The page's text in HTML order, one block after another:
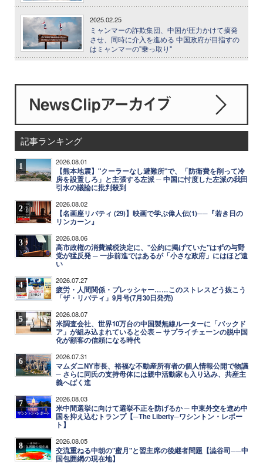
2025.02.25
ミャンマーの詐欺集団、中国が圧力かけて摘発
させ、同時に介入を進める 中国政府が目指すの
はミャンマーの"乗っ取り"
記事ランキング
1 2026.08.01
【熊本地震】"クーラーなし避難所"で、「防衛費を削って冷
房を設置しろ」と主張する左派 ─ 中国に忖度した左派の我田
引水の議論に批判殺到
2 2026.08.02
【名画座リバティ (29)】映画で学ぶ偉人伝(1)──『若き日の
リンカーン』
3 2026.08.06
高市政権の消費減税決定に、"公約に掲げていた"はずの与野
党が猛反発 ─ 一歩前進ではあるが「小さな政府」にはほど遠
い
4 2026.07.27
疲労・人間関係・プレッシャー……このストレスどう抜こう
「ザ・リバティ」9月号(7月30日発売)
5 2026.08.07
米調査会社、世界10万台の中国製無線ルーターに「バックド
ア」が組み込まれていると公表 ─ サプライチェーンの脱中国
化が顧客の信頼になる時代
6 2026.07.31
マムダニNY市長、裕福な不動産所有者の個人情報公開で物議
─ さらに同氏の支持母体には親中活動家も入り込み、共産主
義へばく進
7 2026.08.03
米中間選挙に向けて選挙不正を防げるか ─ 中東外交を進め中
国を抑え込むトランプ【─The Liberty─ワシントン・レポー
ト】
8 2026.08.05
交流重ねる中朝の"蜜月"と習主席の後継者問題【澁谷司──中
国包囲網の現在地】